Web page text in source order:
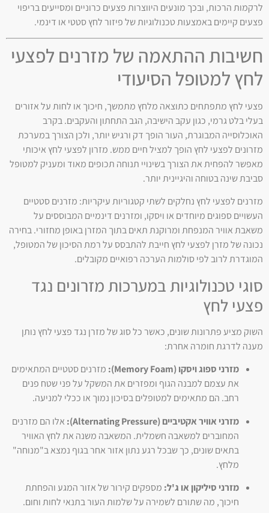
לרקמות הרכות, ובכך מונעים היווצרות פצעים כרוניים ומסייעים בריפוי
פצעים קיימים באמצעות טכנולוגיות של פיזור לחץ סטטי או דינמי.
חשיבות ההתאמה של מזרנים לפצעי
לחץ למטופל הסיעודי
פצעי לחץ מתפתחים כתוצאה מלחץ מתמשך, חיכוך או לחות על אזורים
בעלי בלט גרמי, כגון עקב הישיבה, הגב התחתון והעקבים. בקרב
האוכלוסייה המבוגרת, העור הופך דק ורגיש יותר, ולכן הצורך במערכת
מזרונים לפצעי לחץ הופך למציל חיים ממש. מזרון לפצעי לחץ איכותי
מאפשר להפחית את הצורך בשינויי תנוחה תכופים מאוד ומעניק למטופל
סביבת שינה בטוחה והיגיינית יותר.
מזרנים לפצעי לחץ נחלקים לשתי קטגוריות עיקריות: מזרנים סטטיים
העשויים ספוגים מיוחדים או ויסקו, ומזרנים דינמיים המבוססים על
משאבת אוויר המנפחת ומרוקנת תאים בתוך המזרן באופן מחזורי. בחירה
נכונה של מזרן לפצעי לחץ חייבת להתבסס על רמת הסיכון של המטופל,
המוגדרת לרוב לפי סולמות הערכה רפואיים מקובלים.
סוגי טכנולוגיות במערכות מזרונים נגד
פצעי לחץ
השוק מציע פתרונות שונים, כאשר כל סוג של מזרן נגד פצעי לחץ נותן
מענה לדרגת חומרה אחרת:
מזרני ספוג ויסקו (Memory Foam):
מזרנים סטטיים המתאימים
את עצמם למבנה הגוף ומפזרים את המשקל על פני שטח פנים
רחב. הם מתאימים למטופלים בסיכון נמוך או ככלי למניעה.
מזרני אוויר אקטיביים (Alternating Pressure):
אלו הם מזרנים
המחוברים למשאבה חשמלית. המשאבה משנה את לחץ האוויר
בתאים שונים, כך שבכל רגע נתון אזור אחר בגוף נמצא ב"מנוחה"
מלחץ.
מזרני סיליקון או ג'ל: מספקים קירור של אזור המגע והפחתת
חיכוך, מה שתורם לשמירה על שלמות העור בתנאי לחות וחום.